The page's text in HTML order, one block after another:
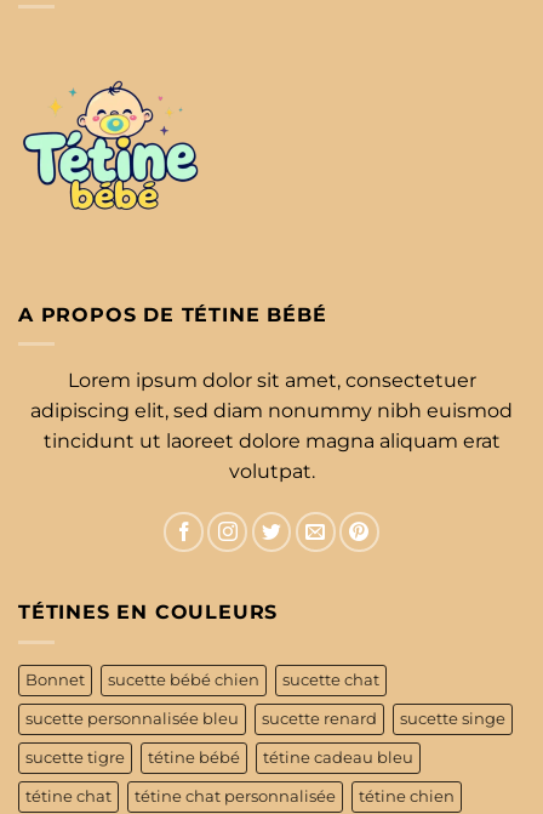
A PROPOS DE TÉTINE BÉBÉ
Lorem ipsum dolor sit amet, consectetuer
adipiscing elit, sed diam nonummy nibh euismod
tincidunt ut laoreet dolore magna aliquam erat
volutpat.
TÉTINES EN COULEURS
Bonnet sucette bébé chien sucette chat
sucette personnalisée bleu sucette renard sucette singe
sucette tigre tétine bébé tétine cadeau bleu
tétine chat tétine chat personnalisée tétine chien